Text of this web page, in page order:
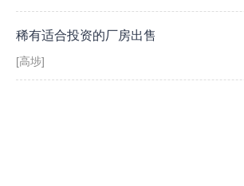
稀有适合投资的厂房出售
[高埗]